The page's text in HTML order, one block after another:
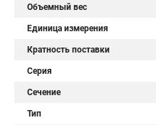
Объемный вес
Единица измерения
Кратность поставки
Серия
Сечение
Тип